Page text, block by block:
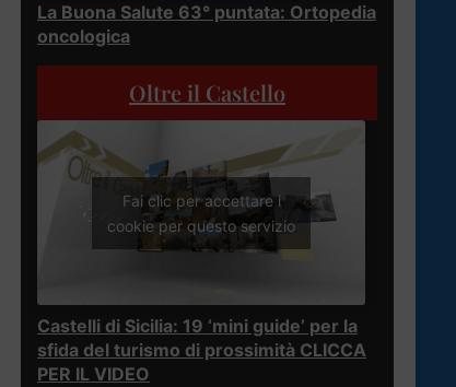
La Buona Salute 63° puntata: Ortopedia
oncologica
Oltre il Castello
Fai clic per accettare i
cookie per questo servizio
Castelli di Sicilia: 19 ‘mini guide’ per la
sfida del turismo di prossimità CLICCA
PER IL VIDEO